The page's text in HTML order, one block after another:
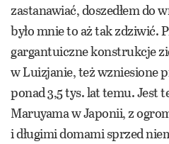
zastanawiać, doszedłem do
było mnie to aż tak zdziwić.
gargantuiczne konstrukcje
w Luizjanie, też wzniesione
ponad 3,5 tys. lat temu. Jest
Maruyama w Japonii, z
i długimi domami sprzed